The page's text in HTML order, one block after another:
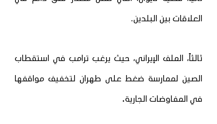
العلاقات بين البلدين.
ثالثاً، الملف الإيراني، حيث يرغب ترامب في استقطاب
الصين لممارسة ضغط على طهران لتخفيف مواقفها
في المفاوضات الجارية.